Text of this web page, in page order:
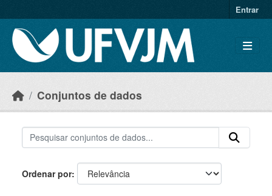
Entrar
Conjuntos de dados
Ordenar por